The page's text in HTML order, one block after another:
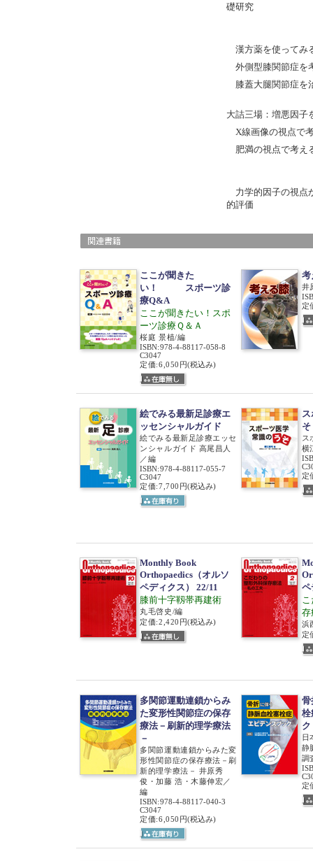
礎研究
漢方薬を使ってみ
外側型膝関節症を
膝蓋大腿関節症を
大詰三場：増悪因子
X線画像の視点で
肥満の視点で考え
力学的因子の視点
的評価
ここが聞きた
い！ スポーツ診
療Q&A
ここが聞きたい！スポ
ーツ診療Ｑ＆Ａ
桜庭 景植/編
ISBN:978-4-88117-058-8
C3047
定価:6,050円(税込み)
考
井
定
絵でみる最新足診療エ
ッセンシャルガイド
絵でみる最新足診療エッセ
ンシャルガイド 高尾昌人
／編
ISBN:978-4-88117-055-7
C3047
定価:7,700円(税込み)
そ
ス
横
定
Monthly Book
Orthopaedics（オルソ
ペディクス） 22/11
膝前十字靱帯再建術
丸毛啓史/編
定価:2,420円(税込み)
ペ
存
浜
定
多関節運動連鎖からみ
た変形性関節症の保存
療法－刷新的理学療法
－
多関節運動連鎖からみた変
形性関節症の保存療法－刷
新的理学療法－ 井原秀
俊・加藤 浩・木藤伸宏／
編
ISBN:978-4-88117-040-3
C3047
定価:6,050円(税込み)
骨
ク
日
静
調
定